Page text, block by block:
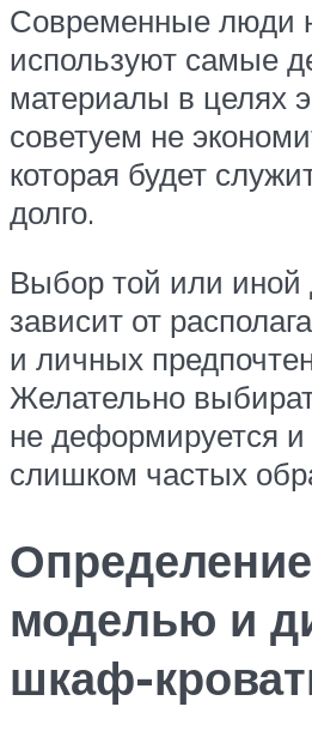
Современные люди
используют самые
материалы в целях
советуем не
которая будет
долго.
Выбор той или иной
зависит от
и личных
Желательно
не деформируется и
слишком частых
моделью и
шкаф-